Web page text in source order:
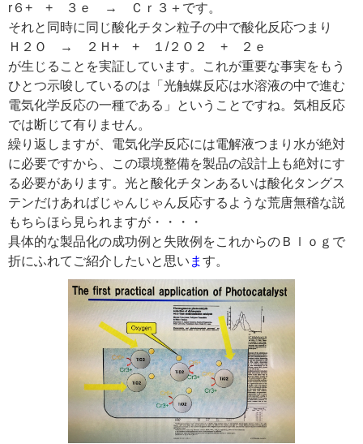
r６+ + ３ｅ → Ｃｒ３＋です。
それと同時に同じ酸化チタン粒子の中で酸化反応つまり
Ｈ２Ｏ → ２Ｈ+ + １/２Ｏ２ + ２ｅ
が生じることを実証しています。これが重要な事実をもう
ひとつ示唆しているのは「光触媒反応は水溶液の中で進む
電気化学反応の一種である」ということですね。気相反応
では断じて有りません。
繰り返しますが、電気化学反応には電解液つまり水が絶対
に必要ですから、この環境整備を製品の設計上も絶対にす
る必要があります。光と酸化チタンあるいは酸化タングス
テンだけあればじゃんじゃん反応するような荒唐無稽な説
もちらほら見られますが・・・・
具体的な製品化の成功例と失敗例をこれからのＢｌｏｇで
折にふれてご紹介したいと思い ま す。